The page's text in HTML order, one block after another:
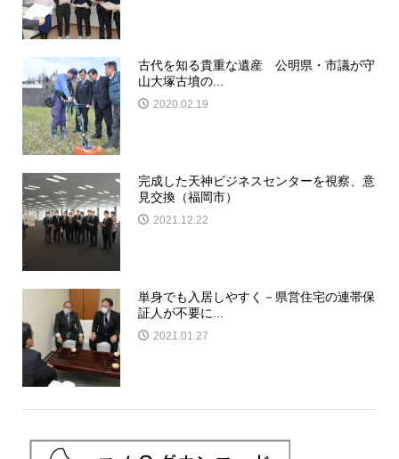
古代を知る貴重な遺産 公明県・市議が守
山大塚古墳の...
2020.02.19
完成した天神ビジネスセンターを視察、意
見交換（福岡市）
2021.12.22
単身でも入居しやすく－県営住宅の連帯保
証人が不要に...
2021.01.27